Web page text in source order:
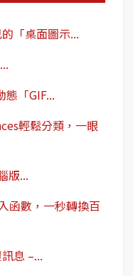
「桌面圖示...
態「GIF...
輕鬆分類，一眼
版...
函數，一秒轉換百
息 –...